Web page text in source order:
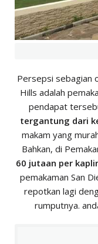
Persepsi sebagian
Hills adalah
pendapat
tergantung dari
makam yang
Bahkan, di
60 jutaan per
pemakaman San
repotkan lagi
rumputnya.